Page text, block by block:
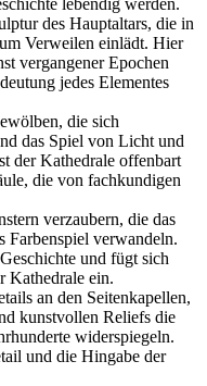
des Hauptaltars, die in
Verweilen einlädt. Hier
vergangener Epochen
jedes Elementes
die sich
das Spiel von Licht und
der Kathedrale offenbart
die von fachkundigen
verzaubern, die das
Farbenspiel verwandeln.
und fügt sich
Kathedrale ein.
an den Seitenkapellen,
kunstvollen Reliefs die
widerspiegeln.
und die Hingabe der